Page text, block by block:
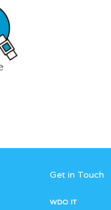
Get in Touch
WDO IT